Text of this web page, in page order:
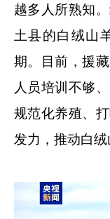
越多人所熟知
土县的白绒山
期。目前，援
人员培训不够
规范化养殖、
发力，推动白绒